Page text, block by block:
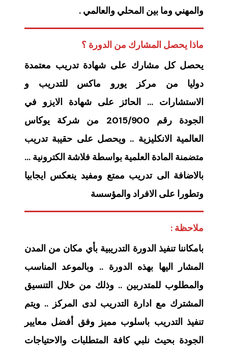
والمهني وما بين المحلي والعالمي .
ماذا يحصل المشارك من الدورة ؟
يحصل كل مشارك على شهادة تدريب معتمدة
دوليا من مركز يورو ماكس للتدريب و
الاستشارات … الحائز على شهادة الايزو في
الجودة رقم 2015/900 من شركة يوكاس
العالمية الانكليزية .. ويحصل على حقيبة تدريب
متضمنة المادة العلمية بواسطة فلاشة الكترونية …
بالاضافة الى تدريب ممتع ومفيد ينعكس ايجابيا
وتطورا على الافراد والمؤسسة
ملاحظة :
بامكاننا تنفيذ الدورة التدريبية بأي مكان من المدن
المشار اليها بهذه الدورة .. وبالموعد المناسب
والمطلوب للمتدربين .. وذلك من خلال التنسيق
المشترك مع ادارة التدريب لدى المركز .. ويتم
تنفيذ التدريب باسلوب مميز وفق أفضل معايير
الجودة بحيث نلبي كافة المتطلبات والاحتياجات